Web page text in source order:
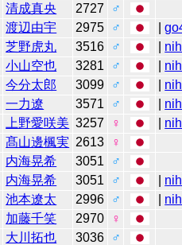
清成真央 2727
♂
渡辺由宇 2975 ♂ |
芝野虎丸 3516 ♂
小山空也 3281 ♂
今分太郎 3099 ♂
一力遼 3571 ♂
上野愛咲美 3257 ♀
髙山邊楓実 2613
♀
内海晃希 3051
♂
内海晃希 3051 ♂
池本遼太 2996 ♂
加藤千笑 2970
♀
大川拓也 3036
♂